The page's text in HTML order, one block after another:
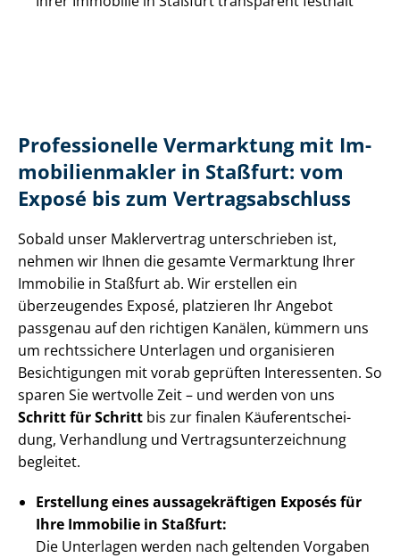
Professionelle Vermarktung mit Im­
mo­bi­li­en­mak­ler in Staßfurt: vom
Exposé bis zum Ver­trags­ab­schluss
Sobald unser Maklervertrag unterschrieben ist,
nehmen wir Ihnen die gesamte Vermarktung Ihrer
Immobilie in Staßfurt ab. Wir erstellen ein
überzeugendes Exposé, platzieren Ihr Angebot
passgenau auf den richtigen Kanälen, kümmern uns
um rechtssichere Unterlagen und organisieren
Besichtigungen mit vorab geprüften Interessenten. So
sparen Sie wertvolle Zeit – und werden von uns
Schritt für Schritt bis zur finalen Käu­fer­ent­schei­
dung, Verhandlung und Ver­trags­un­ter­zeich­nung
begleitet.
Erstellung eines aus­sa­ge­kräf­ti­gen Exposés für
Ihre Immobilie in Staßfurt:
Die Unterlagen werden nach geltenden Vorgaben